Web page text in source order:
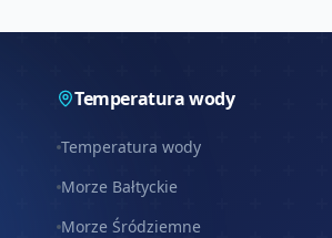
Temperatura wody
Temperatura wody
Morze Bałtyckie
Morze Śródziemne